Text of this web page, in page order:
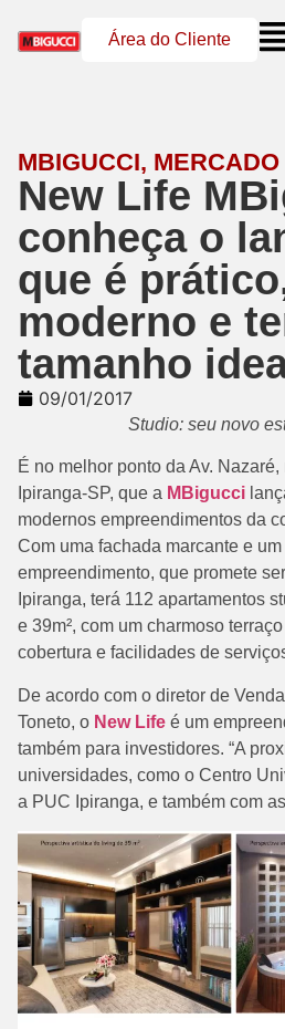
Área do Cliente
MBIGUCCI,
New Life
conheça o
que é
moderno e
tamanho
09/01/2017
Studio: seu novo
É no melhor ponto da Av.
Ipiranga-SP, que a MBigucci
modernos empreendimentos da
Com uma fachada marcante e
empreendimento, que promete
Ipiranga, terá 112 apartamentos
e 39m², com um charmoso
cobertura e facilidades de
De acordo com o diretor de
Toneto, o New Life é um
também para investidores. “A
universidades, como o Centro
a PUC Ipiranga, e também com